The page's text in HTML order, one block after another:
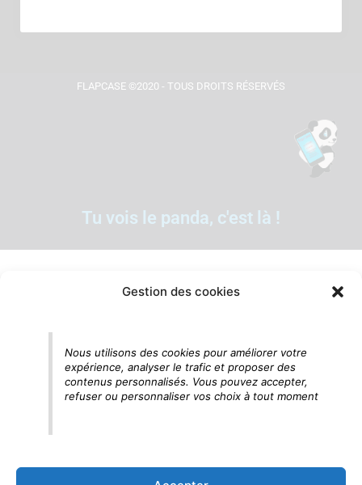
Gestion des cookies
Nous utilisons des cookies pour améliorer votre
expérience, analyser le trafic et proposer des
contenus personnalisés. Vous pouvez accepter,
refuser ou personnaliser vos choix à tout moment
FLAPCASE ©2020 - TOUS DROITS RÉSERVÉS
Tu vois le panda, c'est là !